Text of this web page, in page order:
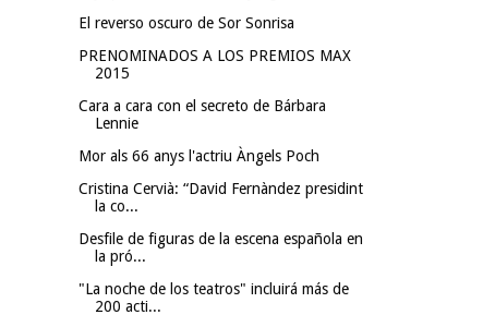
El reverso oscuro de Sor Sonrisa
PRENOMINADOS A LOS PREMIOS MAX
2015
Cara a cara con el secreto de Bárbara
Lennie
Mor als 66 anys l'actriu Àngels Poch
Cristina Cervià: “David Fernàndez presidint
la co...
Desfile de figuras de la escena española en
la pró...
"La noche de los teatros" incluirá más de
200 acti...